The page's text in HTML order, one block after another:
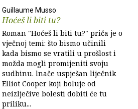
Guillaume Musso
Hoćeš li biti tu?
Roman "Hoćeš li biti tu?" priča je o
vječnoj temi: što bismo učinili
kada bismo se vratili u prošlost i
možda mogli promijeniti svoju
sudbinu. lnače uspješan liječnik
Elliot Cooper koji boluje od
neizlječive bolesti dobiti će tu
priliku...